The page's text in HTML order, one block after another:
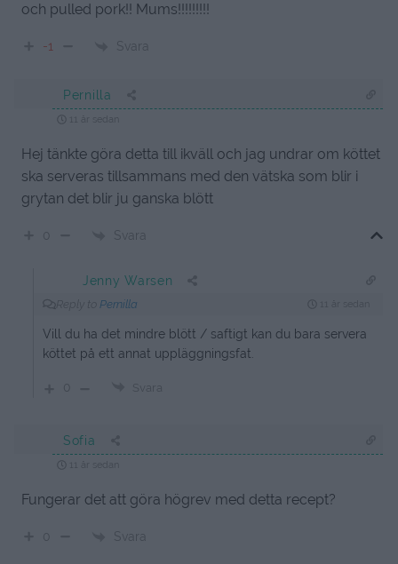
och pulled pork!! Mums!!!!!!!!!
-1 Svara
Pernilla
11 år sedan
Hej tänkte göra detta till ikväll och jag undrar om köttet
ska serveras tillsammans med den vätska som blir i
grytan det blir ju ganska blött
0 Svara
Jenny Warsen
Pernilla
Vill du ha det mindre blött / saftigt kan du bara servera
köttet på ett annat uppläggningsfat.
0 Svara
Sofia
11 år sedan
Fungerar det att göra högrev med detta recept?
0 Svara